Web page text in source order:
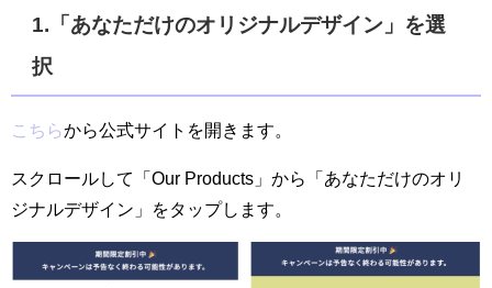
1.「あなただけのオリジナルデザイン」を選
択
こちらから公式サイトを開きます。
スクロールして「Our Products」から「あなただけのオリ
ジナルデザイン」をタップします。